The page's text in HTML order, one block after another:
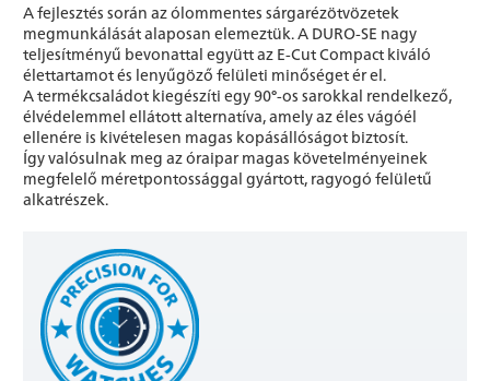
A fejlesztés során az ólommentes sárgarézötvözetek
megmunkálását alaposan elemeztük. A DURO-SE nagy
teljesítményű bevonattal együtt az E-Cut Compact kiváló
élettartamot és lenyűgöző felületi minőséget ér el.
A termékcsaládot kiegészíti egy 90°-os sarokkal rendelkező,
élvédelemmel ellátott alternatíva, amely az éles vágóél
ellenére is kivételesen magas kopásállóságot biztosít.
Így valósulnak meg az óraipar magas követelményeinek
megfelelő méretpontossággal gyártott, ragyogó felületű
alkatrészek.